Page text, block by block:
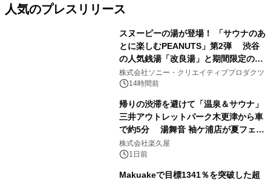
人気のプレスリリース
スヌーピーの湯が登場！ 「サウナのあ
とに楽しむPEANUTS」第2弾 渋谷
の人気銭湯「改良湯」と期間限定のコ
ラボレーション サウナイキタイコラ
ボグッズも発売決定！
株式会社ソニー・クリエイティブプロダクツ
14時間前
帰りの渋滞を避けて「温泉＆サウナ」
三井アウトレットパーク木更津から車
で約5分 湯舞音 袖ケ浦店が夏フェア
メニューを提供
株式会社楽久屋
1日前
Makuakeで目標1341％を突破した超